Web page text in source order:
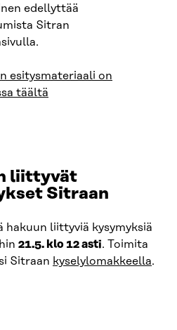
edellyttää
Sitran
esitysmateriaali on
täältä
liittyvät
Sitraan
hakuun liittyviä kysymyksiä
21.5. klo 12 asti. Toimita
Sitraan kyselylomakkeella.